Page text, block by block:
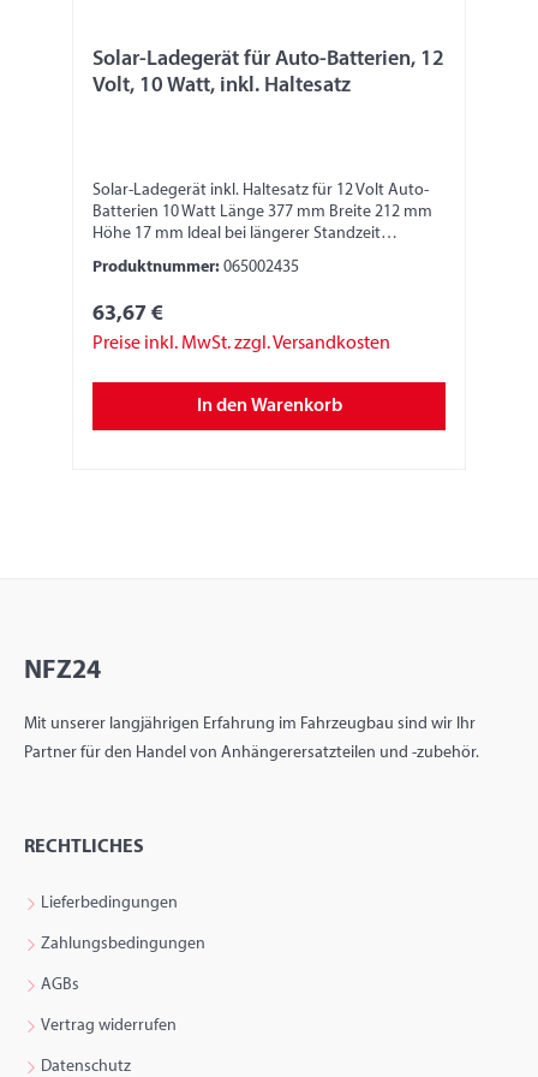
Solar-Ladegerät für Auto-Batterien, 12
Volt, 10 Watt, inkl. Haltesatz
Solar-Ladegerät inkl. Haltesatz für 12 Volt Auto-
Batterien 10 Watt Länge 377 mm Breite 212 mm
Höhe 17 mm Ideal bei längerer Standzeit
Über-/Entladungsschutz Anschluss für
Zigarettenanzünder Anschluss für die Batterie
Zigarettenanzünder- und Batterie-
Anschlusskabel 2,30 m, 4 Saugnäpfe
Produktnummer: 065002435
63,67 €
Preise inkl. MwSt. zzgl. Versandkosten
In den Warenkorb
NFZ24
Mit unserer langjährigen Erfahrung im Fahrzeugbau sind wir Ihr
Partner für den Handel von Anhängerersatzteilen und -zubehör.
RECHTLICHES
Lieferbedingungen
Zahlungsbedingungen
AGBs
Vertrag widerrufen
Datenschutz